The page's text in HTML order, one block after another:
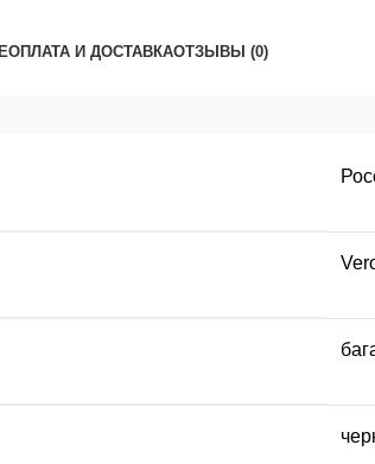
ОПЛАТА И ДОСТАВКАОТЗЫВЫ (0)